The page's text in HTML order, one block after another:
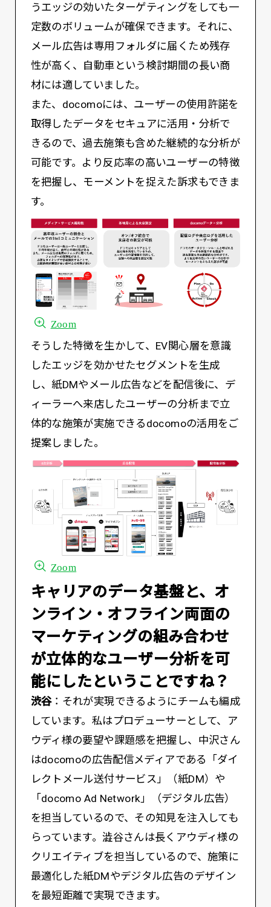
うエッジの効いたターゲティングをしても一
定数のボリュームが確保できます。それに、
メール広告は専用フォルダに届くため残存
性が高く、自動車という検討期間の長い商
材には適していました。
また、docomoには、ユーザーの使用許諾を
取得したデータをセキュアに活用・分析で
きるので、過去施策も含めた継続的な分析が
可能です。より反応率の高いユーザーの特徴
を把握し、モーメントを捉えた訴求もできま
す。
Zoom
そうした特徴を生かして、EV関心層を意識
したエッジを効かせたセグメントを生成
し、紙DMやメール広告などを配信後に、デ
ィーラーへ来店したユーザーの分析まで立
体的な施策が実施できるdocomoの活用をご
提案しました。
Zoom
――キャリアのデータ基盤と、オ
ンライン・オフライン両面の
マーケティングの組み合わせ
が立体的なユーザー分析を可
能にしたということですね？
渋谷：それが実現できるようにチームも編成
しています。私はプロデューサーとして、ア
ウディ様の要望や課題感を把握し、中沢さん
はdocomoの広告配信メディアである「ダイ
レクトメール送付サービス」（紙DM）や
「docomo Ad Network」（デジタル広告）
を担当しているので、その知見を注入しても
らっています。澁谷さんは長くアウディ様の
クリエイティブを担当しているので、施策に
最適化した紙DMやデジタル広告のデザイン
を最短距離で実現できます。